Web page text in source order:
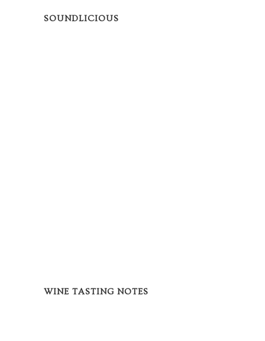
SOUNDLICIOUS
WINE TASTING NOTES